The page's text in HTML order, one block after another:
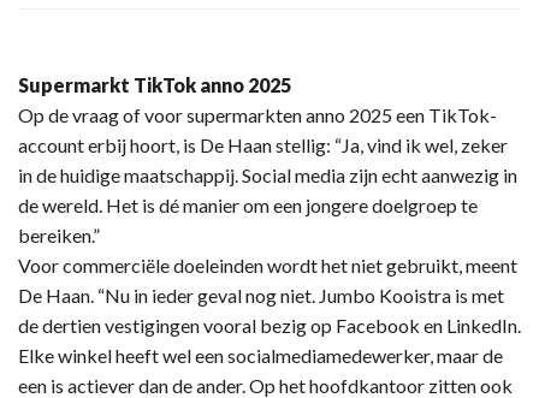
Supermarkt TikTok anno 2025
Op de vraag of voor supermarkten anno 2025 een TikTok-
account erbij hoort, is De Haan stellig: “Ja, vind ik wel, zeker
in de huidige maatschappij. Social media zijn echt aanwezig in
de wereld. Het is dé manier om een jongere doelgroep te
bereiken.”
Voor commerciële doeleinden wordt het niet gebruikt, meent
De Haan. “Nu in ieder geval nog niet. Jumbo Kooistra is met
de dertien vestigingen vooral bezig op Facebook en LinkedIn.
Elke winkel heeft wel een socialmediamedewerker, maar de
een is actiever dan de ander. Op het hoofdkantoor zitten ook